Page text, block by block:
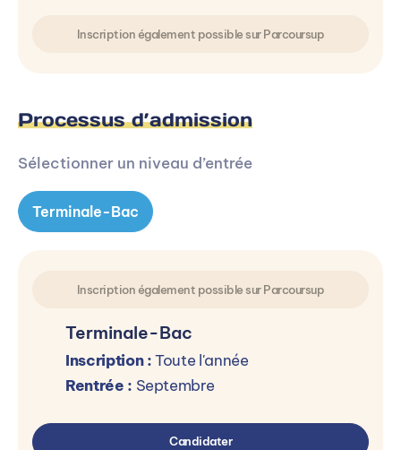
Inscription également possible sur Parcoursup
Processus d’admission
Sélectionner un niveau d’entrée
Terminale-Bac
Inscription également possible sur Parcoursup
Terminale-Bac
Inscription :Toute l'année
Rentrée : Septembre
Candidater